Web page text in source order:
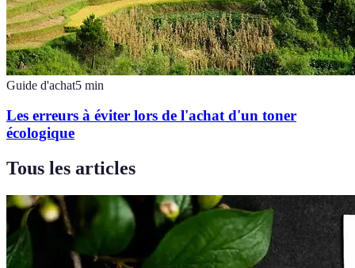
Guide d'achat5 min
Les erreurs à éviter lors de l'achat d'un toner
écologique
Tous les articles